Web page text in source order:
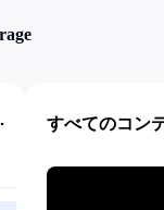
de ella.mp4 すべてのコン